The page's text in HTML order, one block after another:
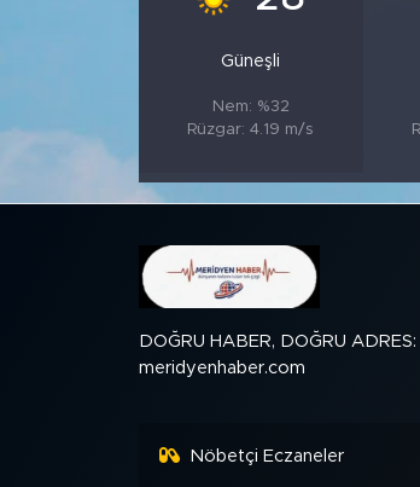
Güneşli
Nem: %32
Rüzgar: 4.19 m/s
DOĞRU HABER, DOĞRU ADRES:
meridyenhaber.com
Nöbetçi Eczaneler
KÜLTÜR SANAT
TARİHTEN GÜNÜMÜZE
SAĞLIK